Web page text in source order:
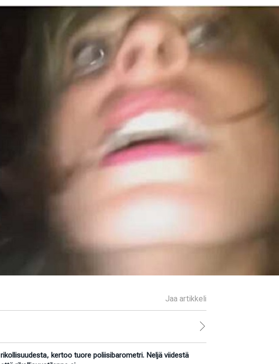
Jaa artikkeli
kertoo tuore poliisibarometri. Neljä viidestä